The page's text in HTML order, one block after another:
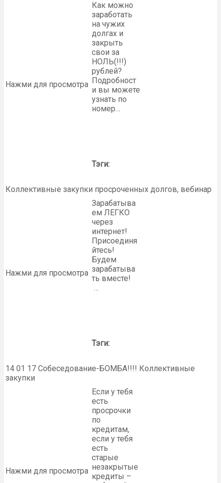
Нажми для просмотра
Как можно
заработать
на чужих
долгах и
закрыть
свои за
НОЛЬ(!!!)
рублей?
Подробност
и вы можете
узнать по
номер…
Тэги:
Коллективные закупки просроченных долгов, вебинар
Нажми для просмотра
Зарабатыва
ем ЛЕГКО
через
интернет!
Присоединя
йтесь!
Будем
зарабатыва
ть вместе!
…
Тэги:
14 01 17 Собеседование-БОМБА!!!! Коллективные
закупки
Нажми для просмотра
Если у тебя
есть
просрочки
по
кредитам,
если у тебя
есть
старые
незакрытые
кредиты –